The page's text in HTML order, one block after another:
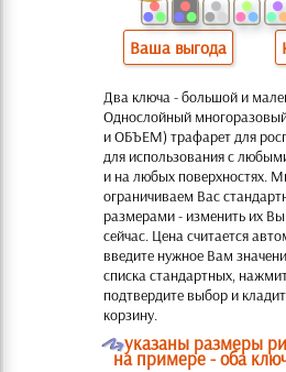
Ваша выгода
Два ключа - большой и
Однослойный
и ОБЪЕМ) трафарет для
для использования с
и на любых поверхностях.
ограничиваем Вас
размерами - изменить их
сейчас. Цена считается
введите нужное Вам
списка стандартных,
подтвердите выбор и
корзину.
Oуказаны размеры
на примере - оба